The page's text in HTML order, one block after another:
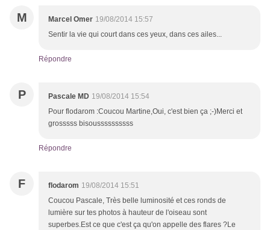
M Marcel Omer 19/08/2014 15:57
Sentir la vie qui court dans ces yeux, dans ces ailes...
Répondre
P Pascale MD 19/08/2014 15:54
Pour flodarom :Coucou Martine,Oui, c'est bien ça ;-)Merci et
grosssss bisoussssssssss
Répondre
F flodarom 19/08/2014 15:51
Coucou Pascale, Très belle luminosité et ces ronds de
lumière sur tes photos à hauteur de l'oiseau sont
superbes.Est ce que c'est ça qu'on appelle des flares ?Le